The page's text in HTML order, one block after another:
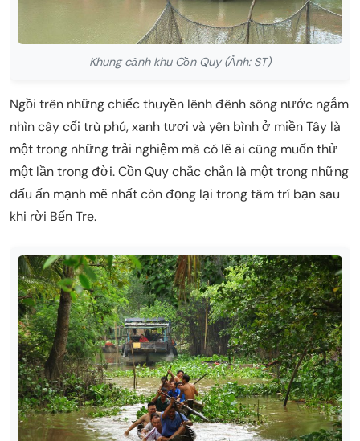
Khung cảnh khu Cồn Quy (Ảnh: ST)
Ngồi trên những chiếc thuyền lênh đênh sông nước ngắm
nhìn cây cối trù phú, xanh tươi và yên bình ở miền Tây là
một trong những trải nghiệm mà có lẽ ai cũng muốn thử
một lần trong đời. Cồn Quy chắc chắn là một trong những
dấu ấn mạnh mẽ nhất còn đọng lại trong tâm trí bạn sau
khi rời Bến Tre.